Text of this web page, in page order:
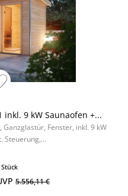
inkl. 9 kW Saunaofen +...
Ganzglastür, Fenster, inkl. 9 kW
Steuerung,...
Stück
5.556,11 €